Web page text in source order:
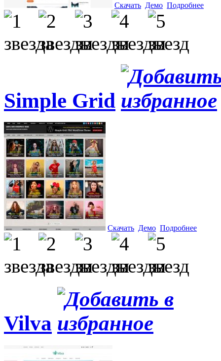
Скачать Демо Подробнее
Simple Grid
Скачать Демо Подробнее
Vilva